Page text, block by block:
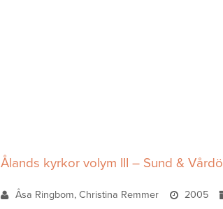
Ålands kyrkor volym III – Sund & Vårdö
Åsa Ringbom, Christina Remmer 2005